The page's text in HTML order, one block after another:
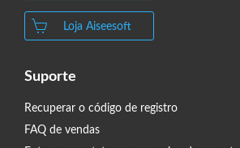
Loja Aiseesoft
Suporte
Recuperar o código de registro
FAQ de vendas